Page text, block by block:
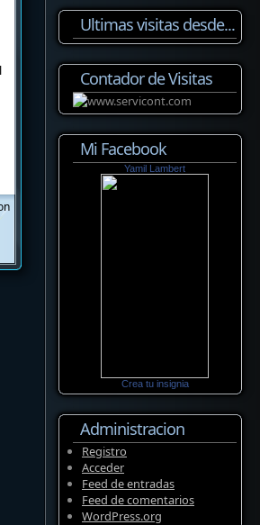
Ultimas visitas desde...
Contador de Visitas
Mi Facebook
Yamil Lambert
Crea tu insignia
Administracion
Registro
Acceder
Feed de entradas
Feed de comentarios
WordPress.org